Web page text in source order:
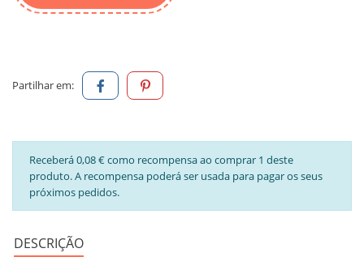
Partilhar em:
Receberá 0,08 € como recompensa ao comprar 1 deste
produto. A recompensa poderá ser usada para pagar os seus
próximos pedidos.
DESCRIÇÃO